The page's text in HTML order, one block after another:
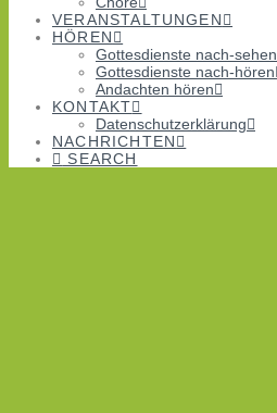
VERANSTALTUNGEN
HÖREN
Gottesdienste nach-sehen
Gottesdienste nach-hören
Andachten hören
KONTAKT
Datenschutzerklärung
NACHRICHTEN
SEARCH